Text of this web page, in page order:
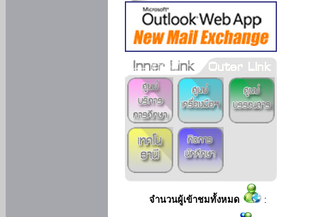
จำนวนผู้เข้าชมทั้งหมด :